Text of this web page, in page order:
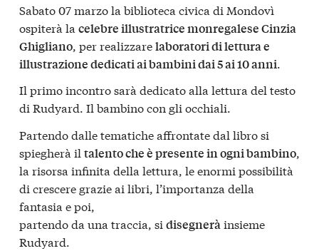
Sabato 07 marzo la biblioteca civica di Mondovì
ospiterà la celebre illustratrice monregalese Cinzia
Ghigliano, per realizzarelaboratori di lettura e
illustrazione dedicati ai bambini dai 5 ai 10 anni.
Il primo incontro sarà dedicato alla lettura del testo
di Rudyard. Il bambino con gli occhiali.
Partendo dalle tematiche affrontate dal libro si
spiegherà il talento che è presente in ogni bambino,
la risorsa infinita della lettura, le enormi possibilità
di crescere grazie ai libri, l’importanza della
fantasia e poi,
partendo da una traccia, si disegneràinsieme
Rudyard.